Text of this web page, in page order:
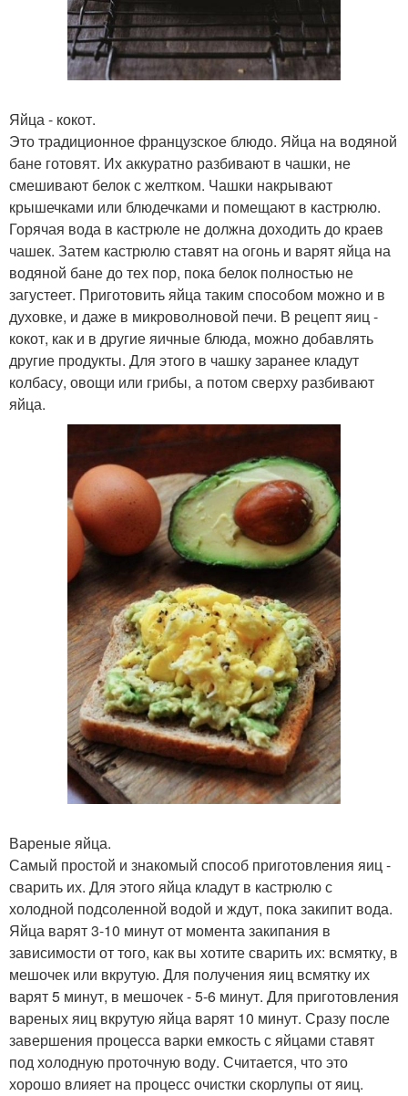
Яйца - кокот.
Это традиционное французское блюдо. Яйца на водяной
бане готовят. Их аккуратно разбивают в чашки, не
смешивают белок с желтком. Чашки накрывают
крышечками или блюдечками и помещают в кастрюлю.
Горячая вода в кастрюле не должна доходить до краев
чашек. Затем кастрюлю ставят на огонь и варят яйца на
водяной бане до тех пор, пока белок полностью не
загустеет. Приготовить яйца таким способом можно и в
духовке, и даже в микроволновой печи. В рецепт яиц -
кокот, как и в другие яичные блюда, можно добавлять
другие продукты. Для этого в чашку заранее кладут
колбасу, овощи или грибы, а потом сверху разбивают
яйца.
Вареные яйца.
Самый простой и знакомый способ приготовления яиц -
сварить их. Для этого яйца кладут в кастрюлю с
холодной подсоленной водой и ждут, пока закипит вода.
Яйца варят 3-10 минут от момента закипания в
зависимости от того, как вы хотите сварить их: всмятку, в
мешочек или вкрутую. Для получения яиц всмятку их
варят 5 минут, в мешочек - 5-6 минут. Для приготовления
вареных яиц вкрутую яйца варят 10 минут. Сразу после
завершения процесса варки емкость с яйцами ставят
под холодную проточную воду. Считается, что это
хорошо влияет на процесс очистки скорлупы от яиц.